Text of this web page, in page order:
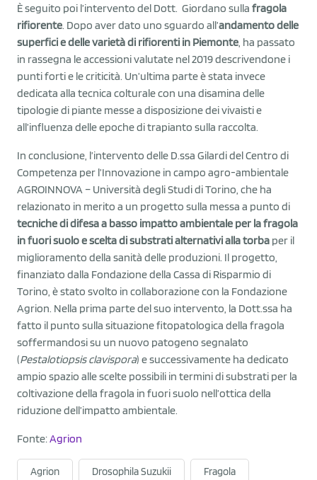
È seguito poi l’intervento del Dott. Giordano sulla fragola
rifiorente. Dopo aver dato uno sguardo all’andamento delle
superfici e delle varietà di rifiorenti in Piemonte , ha passato
in rassegna le accessioni valutate nel 2019 descrivendone i
punti forti e le criticità. Un’ultima parte è stata invece
dedicata alla tecnica colturale con una disamina delle
tipologie di piante messe a disposizione dei vivaisti e
all’influenza delle epoche di trapianto sulla raccolta.
In conclusione, l’intervento delle D.ssa Gilardi del Centro di
Competenza per l’Innovazione in campo agro-ambientale
AGROINNOVA – Università degli Studi di Torino, che ha
relazionato in merito a un progetto sulla messa a punto di
tecniche di difesa a basso impatto ambientale per la fragola
in fuori suolo e scelta di substrati alternativi alla torba per il
miglioramento della sanità delle produzioni. Il progetto,
finanziato dalla Fondazione della Cassa di Risparmio di
Torino, è stato svolto in collaborazione con la Fondazione
Agrion. Nella prima parte del suo intervento, la Dott.ssa ha
fatto il punto sulla situazione fitopatologica della fragola
soffermandosi su un nuovo patogeno segnalato
(Pestalotiopsis clavispora) e successivamente ha dedicato
ampio spazio alle scelte possibili in termini di substrati per la
coltivazione della fragola in fuori suolo nell’ottica della
riduzione dell’impatto ambientale.
Fonte:Agrion
Agrion Drosophila Suzukii Fragola